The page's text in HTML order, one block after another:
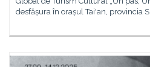
desfășura în orașul Tai'an, provincia